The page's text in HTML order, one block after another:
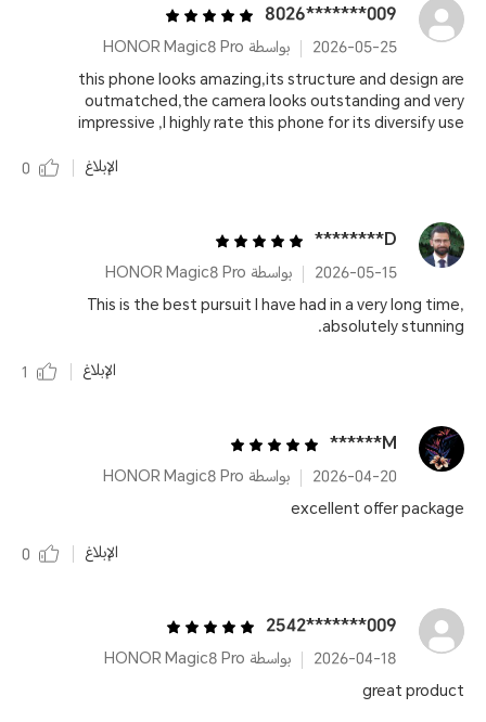
009*******8026
2026-05-25
بواسطة HONOR Magic8 Pro
this phone looks amazing,its structure and design are
outmatched,the camera looks outstanding and very
impressive ,I highly rate this phone for its diversify use
الإبلاغ
0
D********
2026-05-15
بواسطة HONOR Magic8 Pro
This is the best pursuit I have had in a very long time,
absolutely stunning.
الإبلاغ
1
M******
2026-04-20
بواسطة HONOR Magic8 Pro
excellent offer package
الإبلاغ
0
009*******2542
2026-04-18
بواسطة HONOR Magic8 Pro
great product